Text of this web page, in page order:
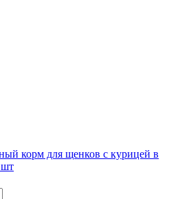
корм для щенков с курицей в
шт